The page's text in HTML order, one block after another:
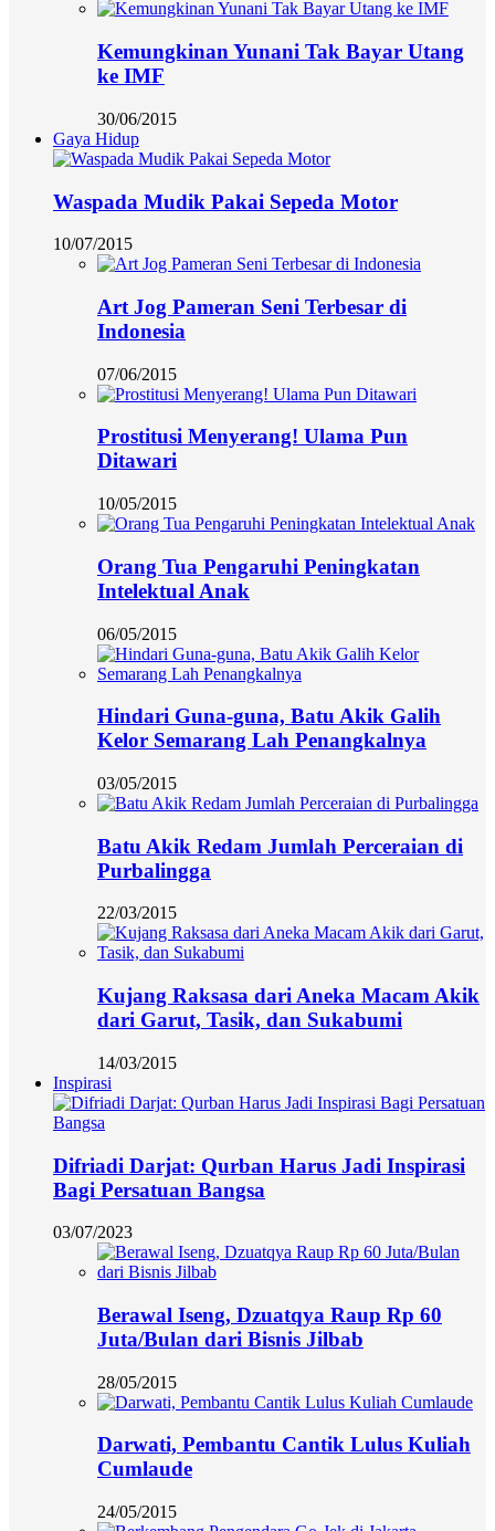
Kemungkinan Yunani Tak Bayar Utang
ke IMF
30/06/2015
Gaya Hidup
Waspada Mudik Pakai Sepeda Motor
10/07/2015
Art Jog Pameran Seni Terbesar di
Indonesia
07/06/2015
Prostitusi Menyerang! Ulama Pun
Ditawari
10/05/2015
Orang Tua Pengaruhi Peningkatan
Intelektual Anak
06/05/2015
Hindari Guna-guna, Batu Akik Galih
Kelor Semarang Lah Penangkalnya
03/05/2015
Batu Akik Redam Jumlah Perceraian di
Purbalingga
22/03/2015
Kujang Raksasa dari Aneka Macam Akik
dari Garut, Tasik, dan Sukabumi
14/03/2015
Inspirasi
Difriadi Darjat: Qurban Harus Jadi Inspirasi
Bagi Persatuan Bangsa
03/07/2023
Berawal Iseng, Dzuatqya Raup Rp 60
Juta/Bulan dari Bisnis Jilbab
28/05/2015
Darwati, Pembantu Cantik Lulus Kuliah
Cumlaude
24/05/2015